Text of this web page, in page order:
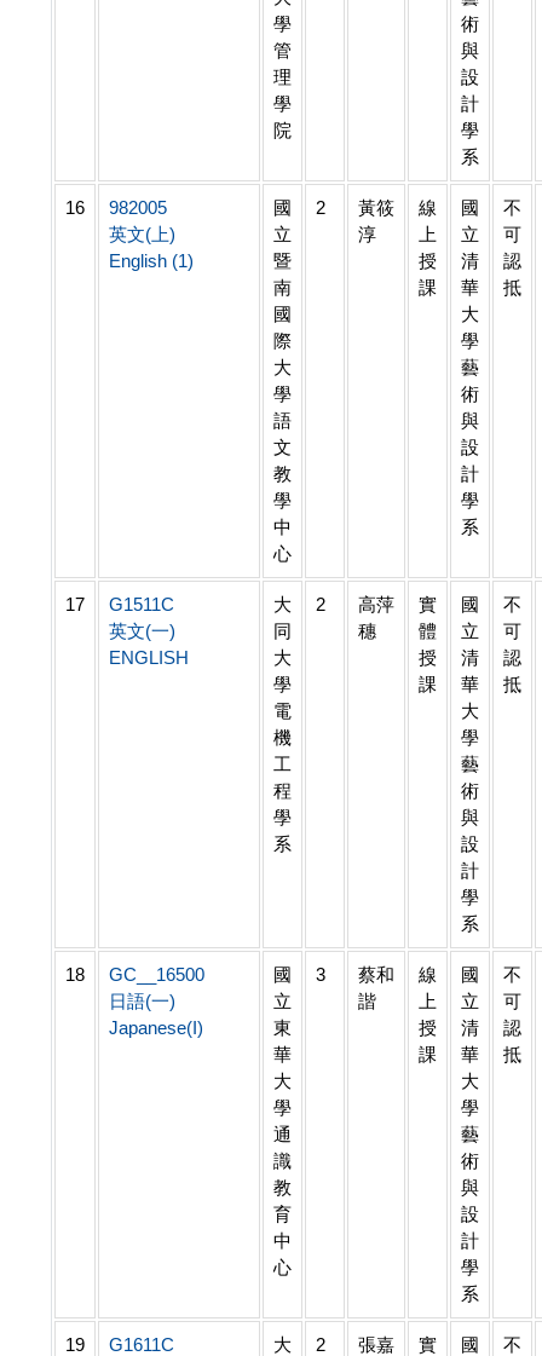
學
管
理
學
院
術
與
設
計
學
系
16
982005
英文(上)
English (1)
國
立
暨
南
國
際
大
學
語
文
教
學
中
心
2
黃筱
淳
線
上
授
課
國
立
清
華
大
學
藝
術
與
設
計
學
系
不
可
認
抵
17
G1511C
英文(一)
ENGLISH
大
同
大
學
電
機
工
程
學
系
2
高萍
穗
實
體
授
課
國
立
清
華
大
學
藝
術
與
設
計
學
系
不
可
認
抵
18
GC__16500
日語(一)
Japanese(I)
國
立
東
華
大
學
通
識
教
育
中
心
3
蔡和
諧
線
上
授
課
國
立
清
華
大
學
藝
術
與
設
計
學
系
不
可
認
抵
19
G1611C
大
2
張嘉
實
國
不